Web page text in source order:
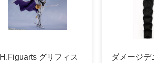
グリフィス
ダメージデ